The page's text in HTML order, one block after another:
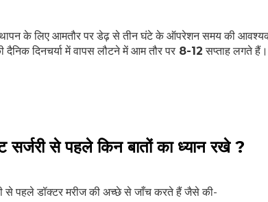
के लिए आमतौर पर डेढ़ से तीन घंटे के ऑपरेशन समय की
दिनचर्या में वापस लौटने में आम तौर पर 8-12 सप्ताह लगते हैं।
सर्जरी से पहले किन बातों का ध्यान रखे ?
से पहले डॉक्टर मरीज की अच्छे से जाँच करते हैं जैसे की-